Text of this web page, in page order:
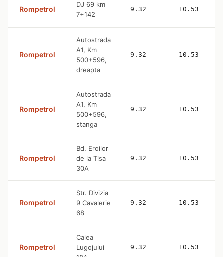
Rompetrol
DJ 69 km
7+142
9.32 10.53
Rompetrol
Autostrada
A1, Km
500+596,
dreapta
9.32 10.53
Rompetrol
Autostrada
A1, Km
500+596,
stanga
9.32 10.53
Rompetrol
Bd. Eroilor
de la Tisa
30A
9.32 10.53
Rompetrol
Str. Divizia
9 Cavalerie
68
9.32 10.53
Rompetrol
Calea
Lugojului
9.32 10.53